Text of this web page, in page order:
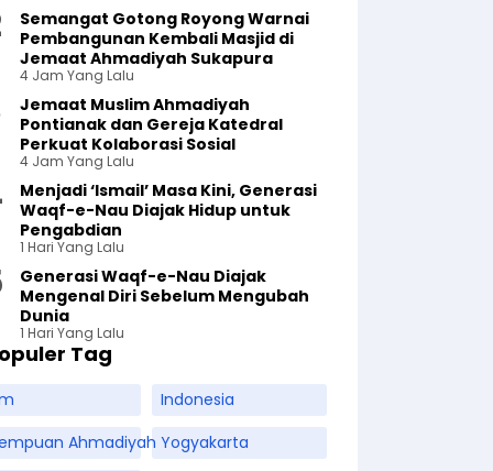
Semangat Gotong Royong Warnai
Pembangunan Kembali Masjid di
Jemaat Ahmadiyah Sukapura
4 Jam Yang Lalu
Jemaat Muslim Ahmadiyah
Pontianak dan Gereja Katedral
Perkuat Kolaborasi Sosial
4 Jam Yang Lalu
Menjadi ‘Ismail’ Masa Kini, Generasi
Waqf-e-Nau Diajak Hidup untuk
Pengabdian
1 Hari Yang Lalu
Generasi Waqf-e-Nau Diajak
Mengenal Diri Sebelum Mengubah
Dunia
1 Hari Yang Lalu
Tag
Indonesia
Ahmadiyah Yogyakarta